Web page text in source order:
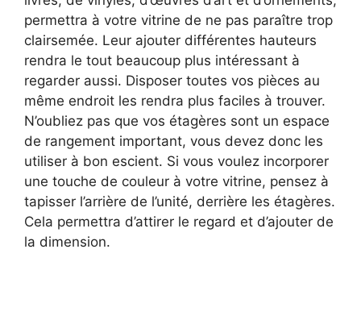
permettra à votre vitrine de ne pas paraître trop
clairsemée. Leur ajouter différentes hauteurs
rendra le tout beaucoup plus intéressant à
regarder aussi. Disposer toutes vos pièces au
même endroit les rendra plus faciles à trouver.
N’oubliez pas que vos étagères sont un espace
de rangement important, vous devez donc les
utiliser à bon escient. Si vous voulez incorporer
une touche de couleur à votre vitrine, pensez à
tapisser l’arrière de l’unité, derrière les étagères.
Cela permettra d’attirer le regard et d’ajouter de
la dimension.